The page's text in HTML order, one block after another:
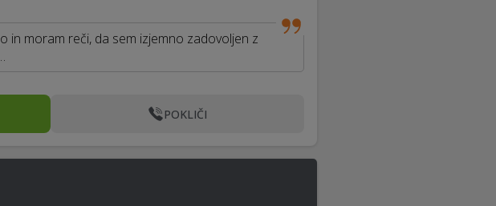
in moram reči, da sem izjemno zadovoljen z
POKLIČI